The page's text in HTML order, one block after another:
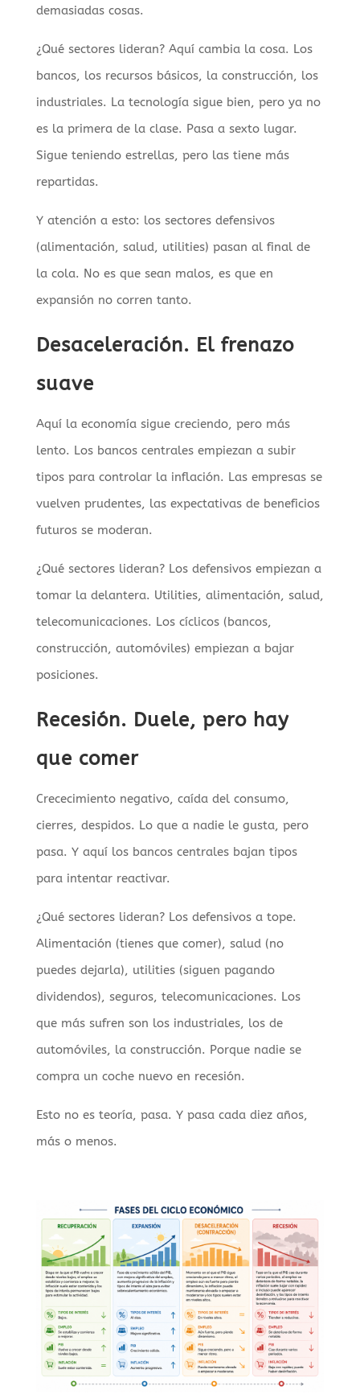
demasiadas cosas.
¿Qué sectores lideran? Aquí cambia la cosa. Los
bancos, los recursos básicos, la construcción, los
industriales. La tecnología sigue bien, pero ya no
es la primera de la clase. Pasa a sexto lugar.
Sigue teniendo estrellas, pero las tiene más
repartidas.
Y atención a esto: los sectores defensivos
(alimentación, salud, utilities) pasan al final de
la cola. No es que sean malos, es que en
expansión no corren tanto.
Desaceleración. El frenazo
suave
Aquí la economía sigue creciendo, pero más
lento. Los bancos centrales empiezan a subir
tipos para controlar la inflación. Las empresas se
vuelven prudentes, las expectativas de beneficios
futuros se moderan.
¿Qué sectores lideran? Los defensivos empiezan a
tomar la delantera. Utilities, alimentación, salud,
telecomunicaciones. Los cíclicos (bancos,
construcción, automóviles) empiezan a bajar
posiciones.
Recesión. Duele, pero hay
que comer
Crececimiento negativo, caída del consumo,
cierres, despidos. Lo que a nadie le gusta, pero
pasa. Y aquí los bancos centrales bajan tipos
para intentar reactivar.
¿Qué sectores lideran? Los defensivos a tope.
Alimentación (tienes que comer), salud (no
puedes dejarla), utilities (siguen pagando
dividendos), seguros, telecomunicaciones. Los
que más sufren son los industriales, los de
automóviles, la construcción. Porque nadie se
compra un coche nuevo en recesión.
Esto no es teoría, pasa. Y pasa cada diez años,
más o menos.